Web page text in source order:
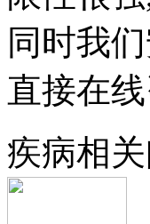
同时我
直接在线
疾病相